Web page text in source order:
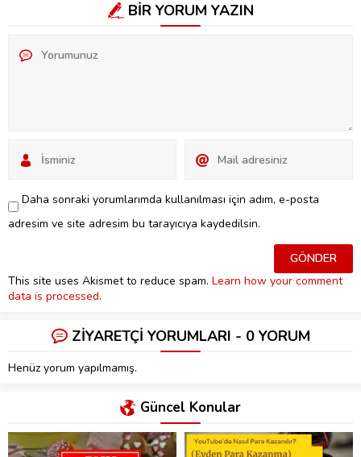
BİR YORUM YAZIN
Daha sonraki yorumlarımda kullanılması için adım, e-posta
adresim ve site adresim bu tarayıcıya kaydedilsin.
This site uses Akismet to reduce spam. Learn how your comment
data is processed.
ZİYARETÇİ YORUMLARI - 0 YORUM
Henüz yorum yapılmamış.
Güncel Konular